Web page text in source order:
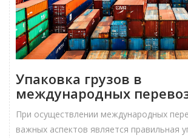
Упаковка грузов в
международных
При осуществлении международных
важных аспектов является правильная